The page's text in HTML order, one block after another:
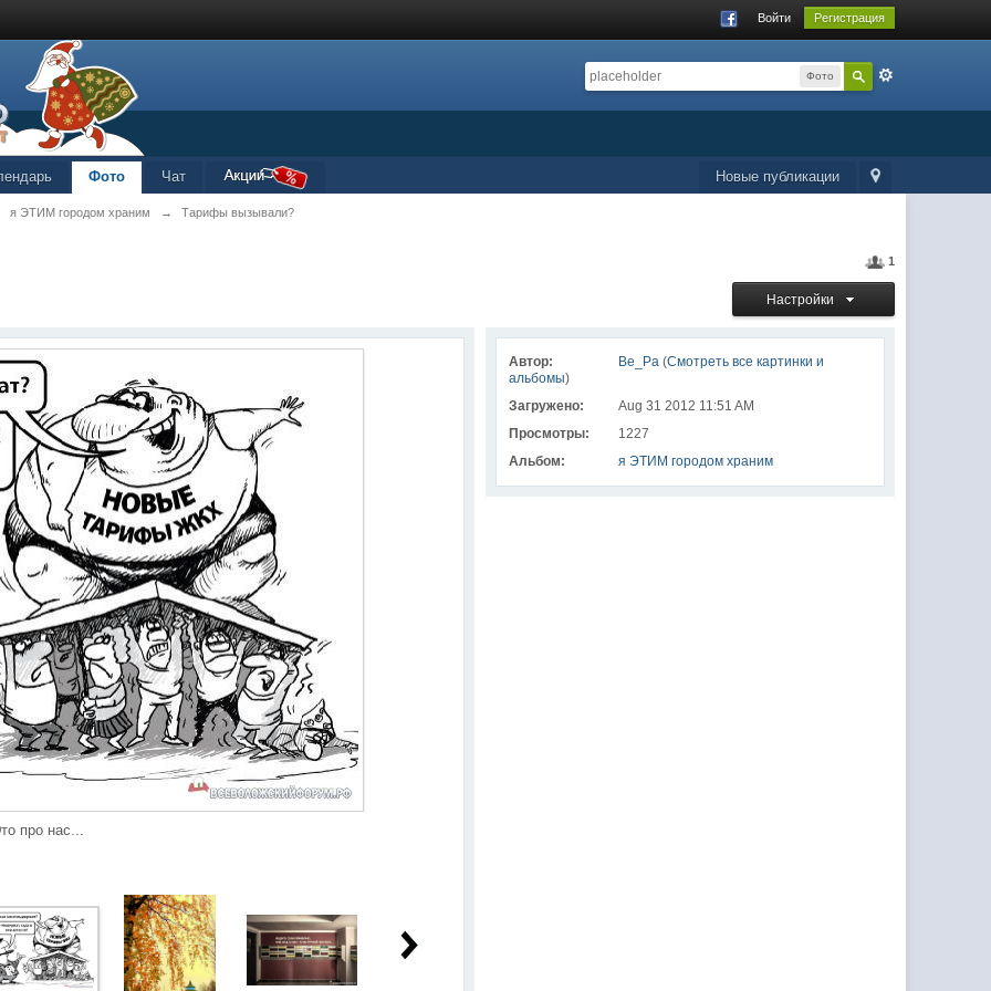
Войти Регистрация
Фото
Новые публикации
Фото Чат
я ЭТИМ городом храним → Тарифы вызывали?
1
Настройки
Автор: Ве_Ра(Смотреть все картинки и
альбомы)
Загружено:
Aug 31 2012 11:51 AM
Просмотры:
1227
Альбом:
я ЭТИМ городом храним
про нас...